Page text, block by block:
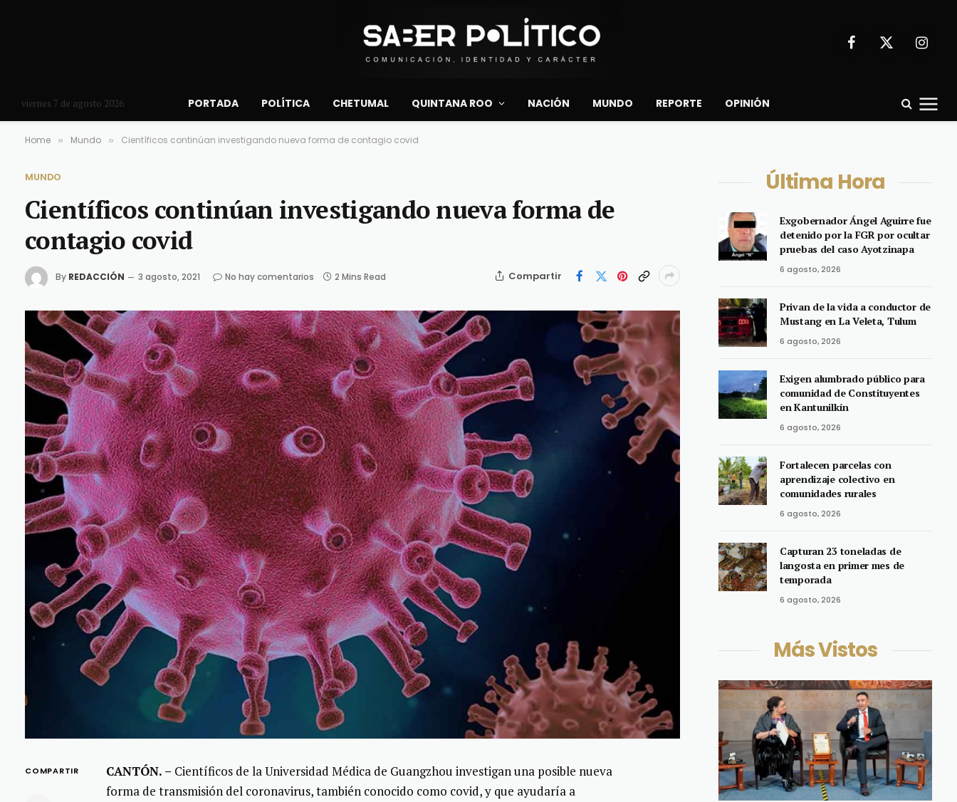
Facebook
X
viernes 7 de agosto 2026 PORTADA POLÍTICA CHETUMAL QUINTANA ROO NACIÓN MUNDO REPORTE OPINIÓN
Home » Mundo » Científicos continúan investigando nueva forma de contagio covid
MUNDO
Científicos continúan investigando nueva forma de
contagio covid
By REDACCIÓN 3 agosto, 2021 No hay comentarios 2 Mins Read Compartir
COMPARTIR CANTÓN. – Científicos de la Universidad Médica de Guangzhou investigan una posible nueva
forma de transmisión del coronavirus, también conocido como covid, y que ayudaría a
Última Hora
Exgobernador Ángel Aguirre fue
detenido por la FGR por ocultar
pruebas del caso Ayotzinapa
6 agosto, 2026
Privan de la vida a conductor de
Mustang en La Veleta, Tulum
6 agosto, 2026
Exigen alumbrado público para
comunidad de Constituyentes
en Kantunilkín
6 agosto, 2026
Fortalecen parcelas con
aprendizaje colectivo en
comunidades rurales
6 agosto, 2026
Capturan 23 toneladas de
langosta en primer mes de
temporada
6 agosto, 2026
Más Vistos